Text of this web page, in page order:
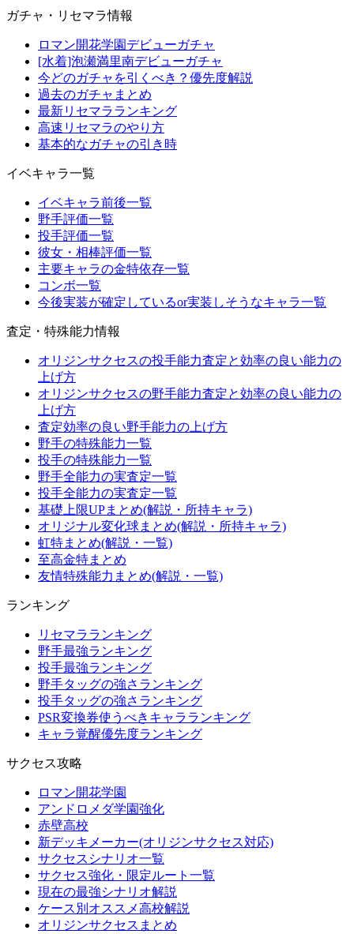
ガチャ・リセマラ情報
ロマン開花学園デビューガチャ
[水着]泡瀬満里南デビューガチャ
今どのガチャを引くべき？優先度解説
過去のガチャまとめ
最新リセマラランキング
高速リセマラのやり方
基本的なガチャの引き時
イベキャラ一覧
イベキャラ前後一覧
野手評価一覧
投手評価一覧
彼女・相棒評価一覧
主要キャラの金特依存一覧
コンボ一覧
今後実装が確定しているor実装しそうなキャラ一覧
査定・特殊能力情報
オリジンサクセスの投手能力査定と効率の良い能力の
上げ方
オリジンサクセスの野手能力査定と効率の良い能力の
上げ方
査定効率の良い野手能力の上げ方
野手の特殊能力一覧
投手の特殊能力一覧
野手全能力の実査定一覧
投手全能力の実査定一覧
基礎上限UPまとめ(解説・所持キャラ)
オリジナル変化球まとめ(解説・所持キャラ)
虹特まとめ(解説・一覧)
至高金特まとめ
友情特殊能力まとめ(解説・一覧)
ランキング
リセマラランキング
野手最強ランキング
投手最強ランキング
野手タッグの強さランキング
投手タッグの強さランキング
PSR変換券使うべきキャラランキング
キャラ覚醒優先度ランキング
サクセス攻略
ロマン開花学園
アンドロメダ学園強化
赤壁高校
新デッキメーカー(オリジンサクセス対応)
サクセスシナリオ一覧
サクセス強化・限定ルート一覧
現在の最強シナリオ解説
ケース別オススメ高校解説
オリジンサクセスまとめ